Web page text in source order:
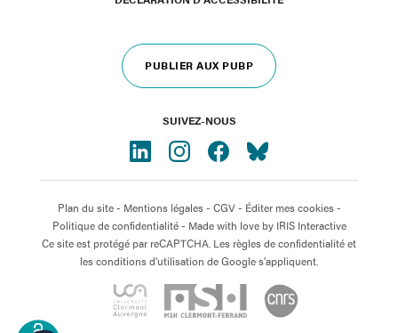
PUBLIER AUX PUBP
SUIVEZ-NOUS
Plan du site- Mentions légales- CGV- Éditer mes cookies-
Politique de confidentialité- Made with love by IRIS Interactive
Ce site est protégé par reCAPTCHA. Les règles de confidentialité et
les conditions d'utilisation de Google s'appliquent.